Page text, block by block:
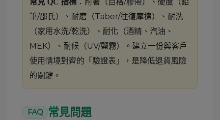
常見 QC 指標
筆/邵氏）、耐磨（Taber/往復摩擦）、耐洗
（家用水洗/乾洗）、耐化（酒精、汽油、
MEK）、耐候（UV/鹽霧）。建立一份與客戶
使用情境對齊的「驗證表」，是降低退貨風險
的關鍵。
FAQ 常見問題